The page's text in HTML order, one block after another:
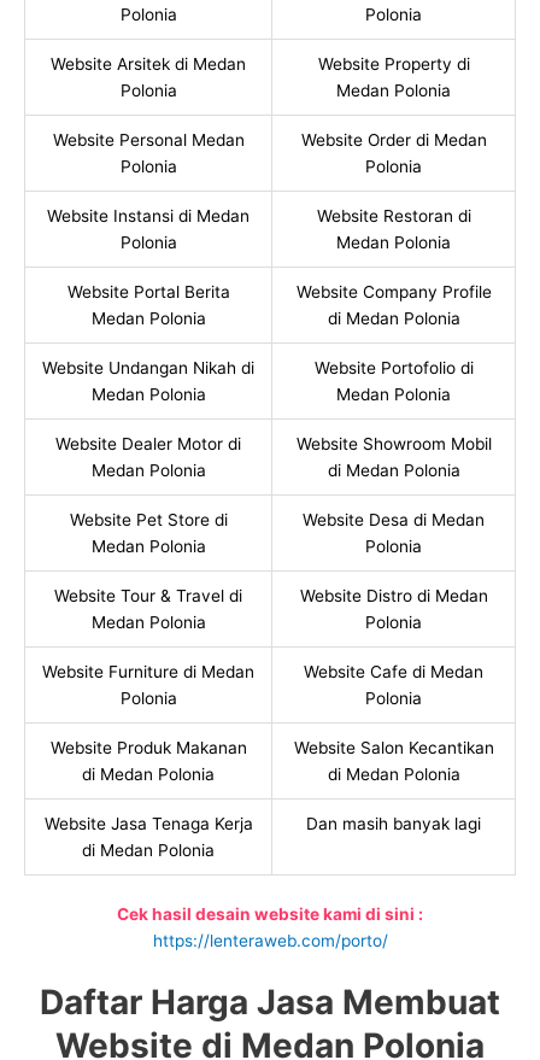
Polonia
Polonia
Website Arsitek di Medan
Polonia
Website Property di
Medan Polonia
Website Personal Medan
Polonia
Website Order di Medan
Polonia
Website Instansi di Medan
Polonia
Website Restoran di
Medan Polonia
Website Portal Berita
Medan Polonia
Website Company Profile
di Medan Polonia
Website Undangan Nikah di
Medan Polonia
Website Portofolio di
Medan Polonia
Website Dealer Motor di
Medan Polonia
Website Showroom Mobil
di Medan Polonia
Website Pet Store di
Medan Polonia
Website Desa di Medan
Polonia
Website Tour & Travel di
Medan Polonia
Website Distro di Medan
Polonia
Website Furniture di Medan
Polonia
Website Cafe di Medan
Polonia
Website Produk Makanan
di Medan Polonia
Website Salon Kecantikan
di Medan Polonia
Website Jasa Tenaga Kerja
di Medan Polonia
Dan masih banyak lagi
Cek hasil desain website kami di sini :
https://lenteraweb.com/porto/
Daftar Harga Jasa Membuat
Website di Medan Polonia